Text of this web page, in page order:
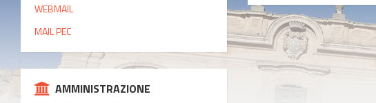
WEBMAIL
MAIL PEC
AMMINISTRAZIONE